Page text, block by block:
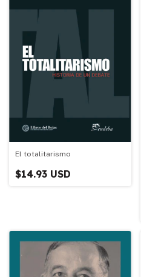
El totalitarismo
$14.93 USD